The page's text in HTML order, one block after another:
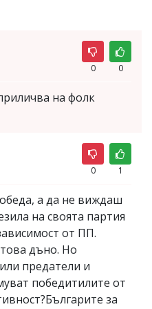
0 0
на фолк
0 1
а да не виждаш
на своята партия
от ПП.
дъно. Но
предатели и
победитилите от
за